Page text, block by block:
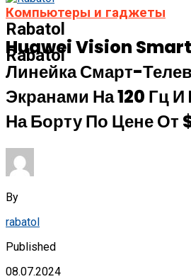
Rabatol
Rabatol
Компьютеры и гаджеты
Huawei Vision Smart
Линейка Смарт-
Экранами На 120 Гц
На Борту По Цене От
By
rabatol
Published
08.07.2024